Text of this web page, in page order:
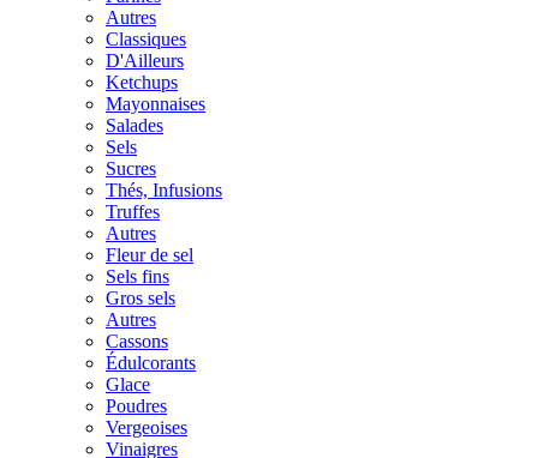
Autres
Classiques
D'Ailleurs
Ketchups
Mayonnaises
Salades
Sels
Sucres
Thés, Infusions
Truffes
Autres
Fleur de sel
Sels fins
Gros sels
Autres
Cassons
Édulcorants
Glace
Poudres
Vergeoises
Vinaigres